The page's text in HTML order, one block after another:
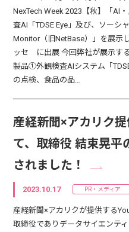
NexTech Week 2023【秋】「AI
査AI「TDSE Eye」及び、ソーシ
Monitor（旧NetBase）」を展示
ッセ に出展 今回弊社が展示す
製品①外観検査AIシステム「
の点検、食品の品…
産経新聞×アカリク
て、取締役 結束晃平
されました！
2023.10.17 PR・メディア
産経新聞×アカリクが提供する
取締役でありデータサイエンテ